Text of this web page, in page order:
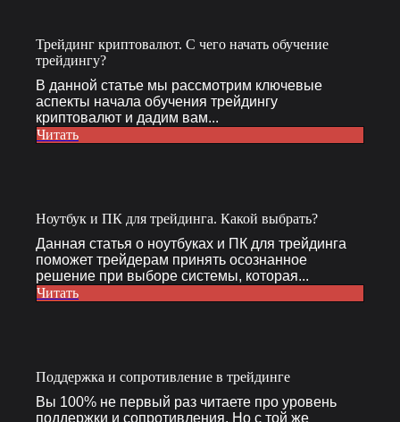
Трейдинг криптовалют. С чего начать обучение
трейдингу?
В данной статье мы рассмотрим ключевые
аспекты начала обучения трейдингу
криптовалют и дадим вам...
Читать
Ноутбук и ПК для трейдинга. Какой выбрать?
Данная статья о ноутбуках и ПК для трейдинга
поможет трейдерам принять осознанное
решение при выборе системы, которая...
Читать
Поддержка и сопротивление в трейдинге
Вы 100% не первый раз читаете про уровень
поддержки и сопротивления. Но с той же